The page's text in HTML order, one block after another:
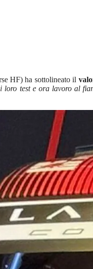
HF) ha sottolineato il
test e ora lavoro al